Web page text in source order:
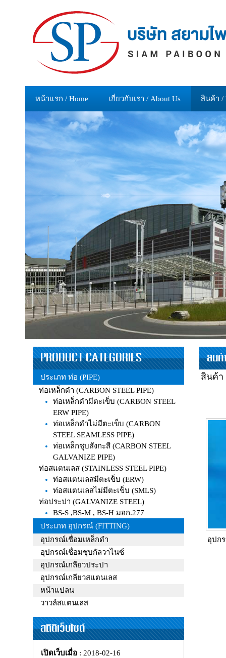
หน้าแรก / Home เกี่ยวกับเรา / About Us สินค้า /
PRODUCT CATEGORIES
ประเภท ท่อ (PIPE)
ท่อเหล็กดำ (CARBON STEEL PIPE)
ท่อเหล็กดำมีตะเข็บ (CARBON STEEL
ERW PIPE)
ท่อเหล็กดำไม่มีตะเข็บ (CARBON
STEEL SEAMLESS PIPE)
ท่อเหล็กชุบสังกะสี (CARBON STEEL
GALVANIZE PIPE)
ท่อสแตนเลส (STAINLESS STEEL PIPE)
ท่อสแตนเลสมีตะเข็บ (ERW)
ท่อสแตนเลสไม่มีตะเข็บ (SMLS)
ท่อประปา (GALVANIZE STEEL)
BS-S ,BS-M , BS-H มอก.277
ประเภท อุปกรณ์ (FITTING)
อุปกรณ์เชื่อมเหล็กดำ
อุปกรณ์เชื่อมชุบกัลวาไนซ์
อุปกรณ์เกลียวประปา
อุปกรณ์เกลียวสแตนเลส
หน้าแปลน
วาวล์สแตนเลส
สถิติเว็บไซต์
เปิดเว็บเมื่อ : 2018-02-16
สินค้
สินค้า
อุปก